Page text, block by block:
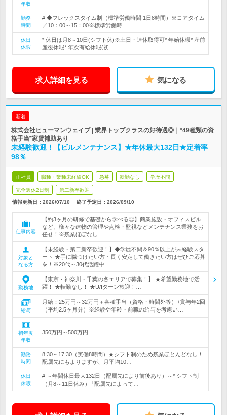
年収
勤務
時間
# ◆フレックスタイム制（標準労働時間 1日8時間）※コアタイム
／10：00～15：00※標準労働時…
休日
休暇
* 休日は月8～10日(シフト休)※土日・連休取得可* 年始休暇* 産前
産後休暇* 年次有給休暇(初…
求人詳細を見る 気になる
新着
株式会社ヒューマンウェイブ | 業界トップクラスの好待遇◎｜*49種類の資
格手当*家賃補助あり
未経験歓迎！【ビルメンテナンス】★年休最大132日★定着率
98％
正社員 職種・業種未経験OK 急募 転勤なし 学歴不問
完全週休2日制 第二新卒歓迎
情報更新日：2026/07/10 終了予定日： 2026/09/10
仕事内容
【約3ヶ月の研修で基礎から学べる◎】商業施設・オフィスビル
など、様々な建物の管理や点検・監視などメンテナンス業務をお
任せ！※残業ほぼなし
対象と
なる方
【未経験・第二新卒歓迎！】◆学歴不問＆90％以上が未経験スタ
ート ★手に職つけたい方・長く安定して働きたい方はぜひご応募
を！※20代～30代活躍中
勤務地
【東京・神奈川・千葉の各エリアで募集！】 ★希望勤務地で活
躍！ ★転勤なし！ ★U/Iターン歓迎！…
給与
月給：25万円～32万円＋各種手当（資格・時間外等）+賞与年2回
（平均2.5ヶ月分）※経験や年齢・前職の給与を考慮い…
初年度
年収
350万円～500万円
勤務
時間
8:30～17:30（実働8時間）★シフト制のため残業ほとんどなし！
配属先にもよりますが、月平均10…
休日
休暇
# ～年間休日最大132日（配属先により前後あり）～* シフト制
（月8～11日休み）└配属先によって…